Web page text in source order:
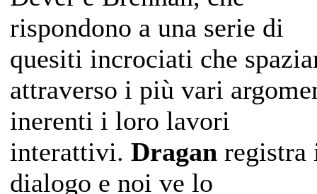
rispondono a una serie di
quesiti incrociati che
attraverso i più vari
inerenti i loro lavori
interattivi. Dragan registra
dialogo e noi ve lo